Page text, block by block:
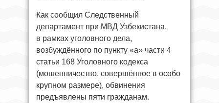
Как сообщил Следственный
департамент при МВД Узбекистана,
в рамках уголовного дела,
возбуждённого по пункту «а» части 4
статьи 168 Уголовного кодекса
(мошенничество, совершённое в особо
крупном размере), обвинения
предъявлены пяти гражданам.